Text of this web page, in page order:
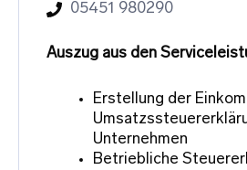
05451 980290
Auszug aus den
Erstellung der
Unternehmen
Betriebliche